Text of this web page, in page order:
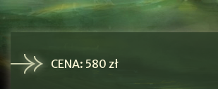
CENA: 580 zł